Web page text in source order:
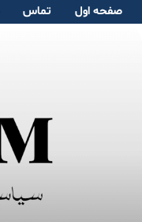
صفحە اول تماس